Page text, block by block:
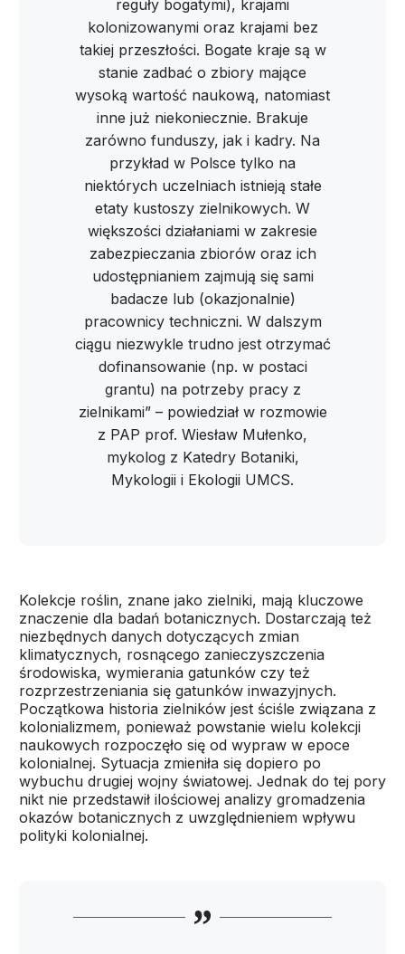
reguły bogatymi), krajami
kolonizowanymi oraz krajami bez
takiej przeszłości. Bogate kraje są w
stanie zadbać o zbiory mające
wysoką wartość naukową, natomiast
inne już niekoniecznie. Brakuje
zarówno funduszy, jak i kadry. Na
przykład w Polsce tylko na
niektórych uczelniach istnieją stałe
etaty kustoszy zielnikowych. W
większości działaniami w zakresie
zabezpieczania zbiorów oraz ich
udostępnianiem zajmują się sami
badacze lub (okazjonalnie)
pracownicy techniczni. W dalszym
ciągu niezwykle trudno jest otrzymać
dofinansowanie (np. w postaci
grantu) na potrzeby pracy z
zielnikami” – powiedział w rozmowie
z PAP prof. Wiesław Mułenko,
mykolog z Katedry Botaniki,
Mykologii i Ekologii UMCS.
Kolekcje roślin, znane jako zielniki, mają kluczowe
znaczenie dla badań botanicznych. Dostarczają też
niezbędnych danych dotyczących zmian
klimatycznych, rosnącego zanieczyszczenia
środowiska, wymierania gatunków czy też
rozprzestrzeniania się gatunków inwazyjnych.
Początkowa historia zielników jest ściśle związana z
kolonializmem, ponieważ powstanie wielu kolekcji
naukowych rozpoczęło się od wypraw w epoce
kolonialnej. Sytuacja zmieniła się dopiero po
wybuchu drugiej wojny światowej. Jednak do tej pory
nikt nie przedstawił ilościowej analizy gromadzenia
okazów botanicznych z uwzględnieniem wpływu
polityki kolonialnej.